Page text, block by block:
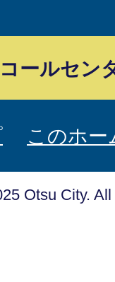
ールセン
このホ
Otsu City.